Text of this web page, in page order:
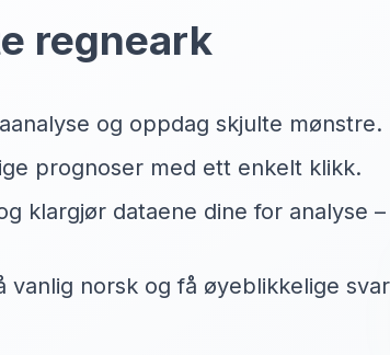
regneark
og oppdag skjulte mønstre.
prognoser med ett enkelt klikk.
klargjør dataene dine for analyse
vanlig norsk og få øyeblikkelige